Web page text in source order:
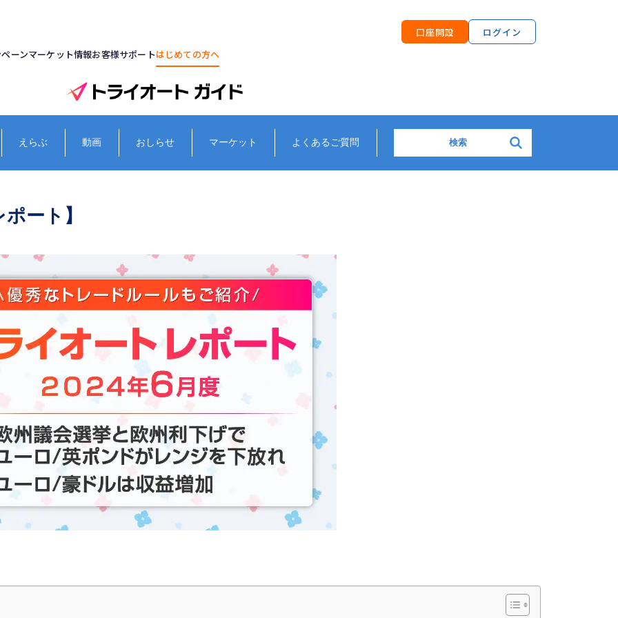
口座開設
ログイン
ーンマーケット情報お客様サポートはじめての方へ
えらぶ 動画 おしらせ マーケット よくあるご質問
ート】